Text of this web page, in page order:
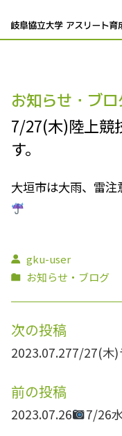
お知らせ・ブロ
7/27(木)陸上競
す。
大垣市は大雨、雷
gku-user
お知らせ・ブログ
次の投稿
2023.07.277/27(木)
前の投稿
2023.07.26 7/26